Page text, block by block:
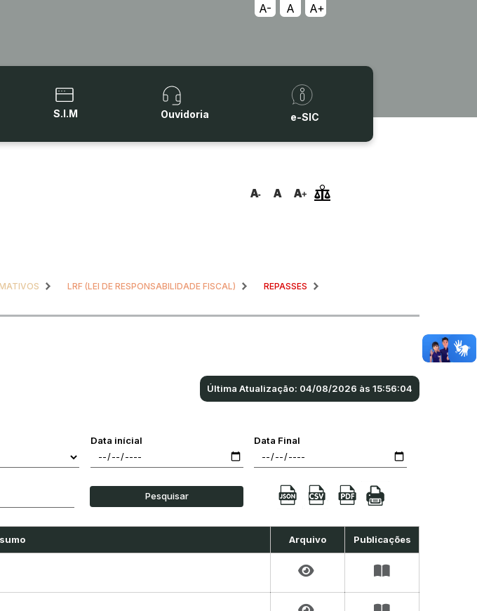
A- A
A+
S.I.M Ouvidoria e-SIC
LRF (LEI DE RESPONSABILIDADE FISCAL)
REPASSES
Última Atualização: 04/08/2026 às 15:56:04
Data inícial Data Final
Pesquisar
Arquivo Publicações